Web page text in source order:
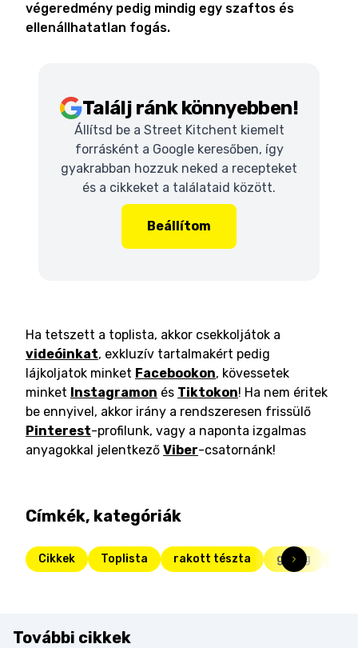
végeredmény pedig mindig egy szaftos és
ellenállhatatlan fogás.
Találj ránk könnyebben!
Állítsd be a Street Kitchent kiemelt
forrásként a Google keresőben, így
gyakrabban hozzuk neked a recepteket
és a cikkeket a találataid között.
Beállítom
Ha tetszett a toplista, akkor csekkoljátok a
videóinkat, exkluzív tartalmakért pedig
lájkoljatok minket Facebookon, kövessetek
minket Instagramon és Tiktokon! Ha nem éritek
be ennyivel, akkor irány a rendszeresen frissülő
Pinterest-profilunk, vagy a naponta izgalmas
anyagokkal jelentkező Viber-csatornánk!
Címkék, kategóriák
Cikkek Toplista rakott tészta görög
További cikkek